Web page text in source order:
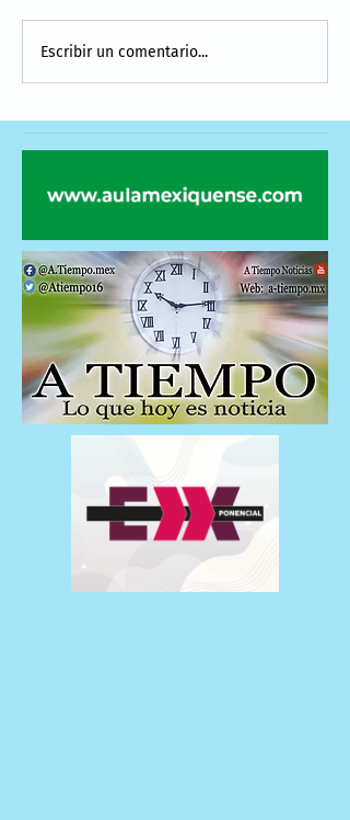
Escribir un comentario...